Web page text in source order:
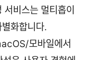
비스는 멀티홉이
화합니다.
모바일에서